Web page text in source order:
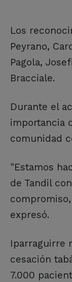
Los
Peyrano,
Pagola,
Bracciale.
Durante el
importancia
comunidad
"Estamos
de Tandil
expresó.
Iparraguirre
cesación
7.000